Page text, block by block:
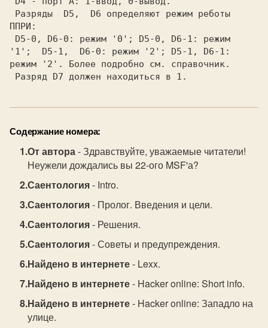
ППРИ:
'1';  D5-1,  D6-0: режим '2'; D5-1, D6-1:
режим '2'. Более подробно см. справочник.
Содержание номера:
От автора- Здравствуйте, уважаемые читатели!
Неужели дождались вы 22-ого MSF'а?
Саентология- Intro.
Саентология- Пролог. Введения и цели.
Саентология- Решения.
Саентология- Советы и предупреждения.
Найдено в интернете- Lexx.
Найдено в интернете- Hacker online: Short info.
Найдено в интернете- Hacker online: Западло на
улице.